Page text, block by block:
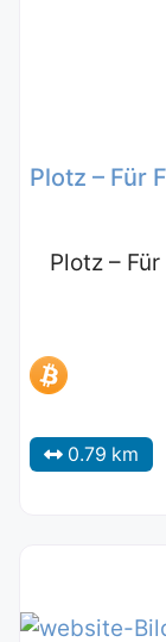
Plotz – Für
Plotz –
0.79 km